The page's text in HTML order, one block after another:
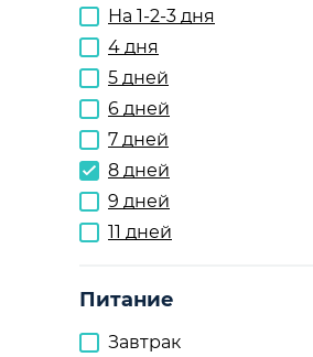
На 1-2-3 дня
4 дня
5 дней
6 дней
7 дней
8 дней
9 дней
11 дней
Питание
Завтрак